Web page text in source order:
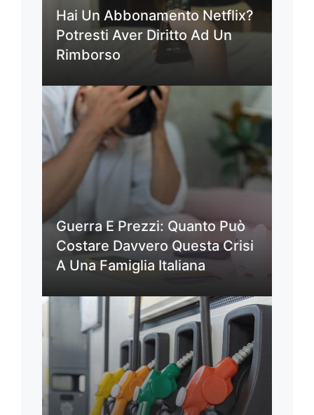
Hai Un Abbonamento Netflix?
Potresti Aver Diritto Ad Un
Rimborso
Guerra E Prezzi: Quanto Può
Costare Davvero Questa Crisi
A Una Famiglia Italiana